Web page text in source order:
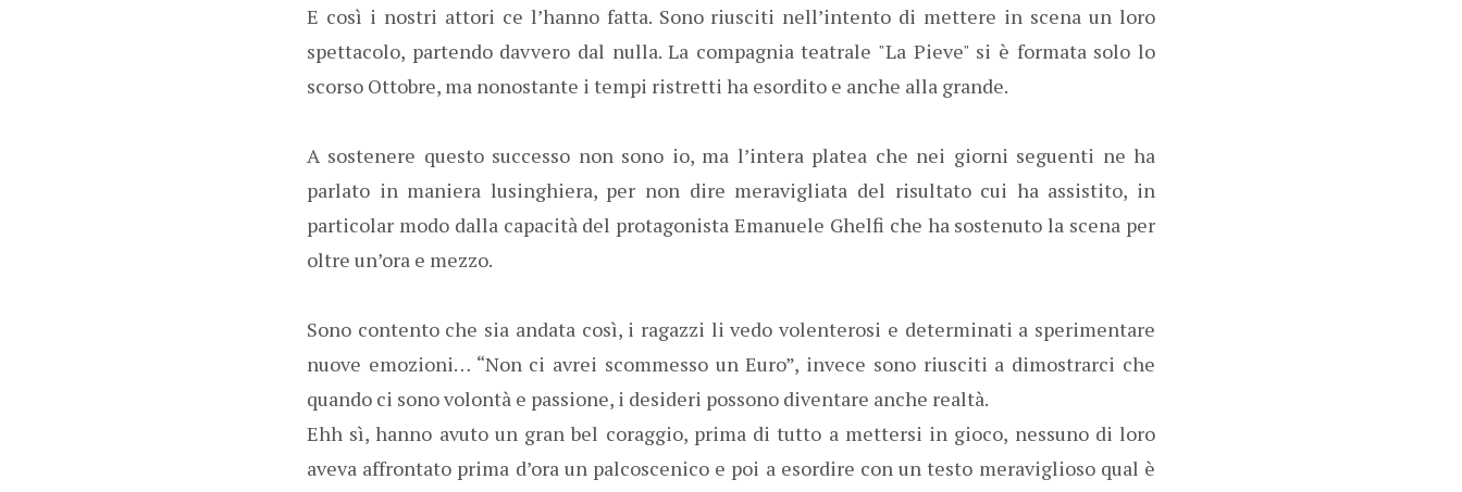
E così i nostri attori ce l’hanno fatta. Sono riusciti nell’intento di mettere in scena un loro
spettacolo, partendo davvero dal nulla. La compagnia teatrale "La Pieve" si è formata solo lo
scorso Ottobre, ma nonostante i tempi ristretti ha esordito e anche alla grande.
A sostenere questo successo non sono io, ma l’intera platea che nei giorni seguenti ne ha
parlato in maniera lusinghiera, per non dire meravigliata del risultato cui ha assistito, in
particolar modo dalla capacità del protagonista Emanuele Ghelfi che ha sostenuto la scena per
oltre un’ora e mezzo.
Sono contento che sia andata così, i ragazzi li vedo volenterosi e determinati a sperimentare
nuove emozioni… “Non ci avrei scommesso un Euro”, invece sono riusciti a dimostrarci che
quando ci sono volontà e passione, i desideri possono diventare anche realtà.
Ehh sì, hanno avuto un gran bel coraggio, prima di tutto a mettersi in gioco, nessuno di loro
aveva affrontato prima d’ora un palcoscenico e poi a esordire con un testo meraviglioso qual è